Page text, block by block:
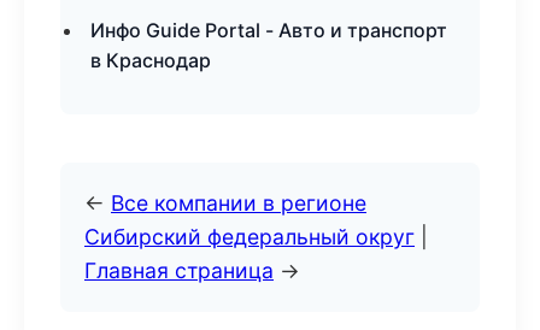
Инфо Guide Portal - Авто и транспорт
в Краснодар
← Все компании в регионе
Сибирский федеральный округ
Главная страница →